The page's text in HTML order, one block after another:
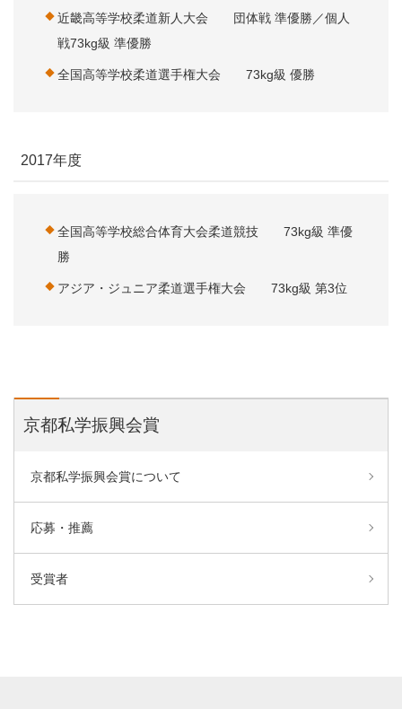
近畿高等学校柔道新人大会 団体戦 準優勝／個人
戦73kg級 準優勝
全国高等学校柔道選手権大会 73kg級 優勝
2017年度
全国高等学校総合体育大会柔道競技 73kg級 準優
勝
アジア・ジュニア柔道選手権大会 73kg級 第3位
京都私学振興会賞
京都私学振興会賞について
応募・推薦
受賞者